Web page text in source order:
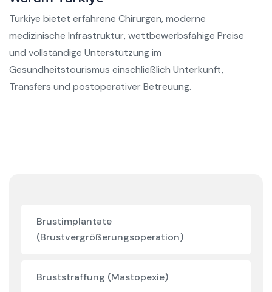
Türkiye bietet erfahrene Chirurgen, moderne
medizinische Infrastruktur, wettbewerbsfähige Preise
und vollständige Unterstützung im
Gesundheitstourismus einschließlich Unterkunft,
Transfers und postoperativer Betreuung.
Brustimplantate
(Brustvergrößerungsoperation)
Bruststraffung (Mastopexie)